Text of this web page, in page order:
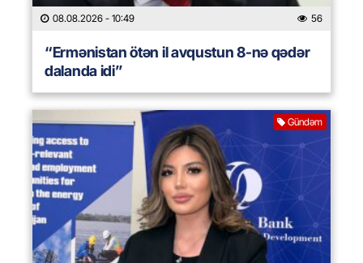
08.08.2026 - 10:49 56
“Ermənistan ötən il avqustun 8-nə qədər
dalanda idi”
Gündəm